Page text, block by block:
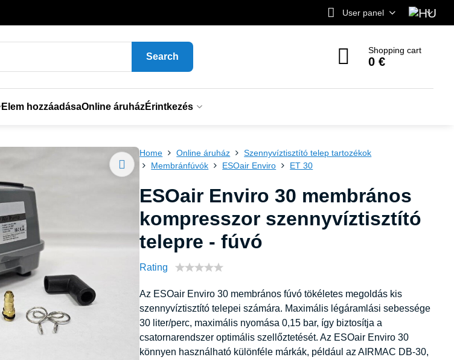
User panel
Search
Shopping cart
0 €
Elem hozzáadásaOnline áruházÉrintkezés
Home Online áruház
Szennyvíztisztító telep tartozékok
Membránfúvók
ESOair Enviro ET 30
ESOair Enviro 30 membrános
kompresszor szennyvíztisztító
telepre - fúvó
Rating
Az ESOair Enviro 30 membrános fúvó tökéletes megoldás kis
szennyvíztisztító telepei számára. Maximális légáramlási sebessége
30 liter/perc, maximális nyomása 0,15 bar, így biztosítja a
csatornarendszer optimális szellőztetését. Az ESOair Enviro 30
könnyen használható különféle márkák, például az AIRMAC DB-30,